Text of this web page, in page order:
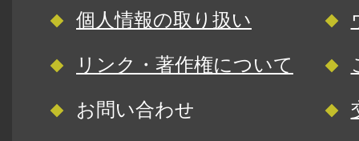
個人情報の取り扱い
リンク・著作権について
お問い合わせ